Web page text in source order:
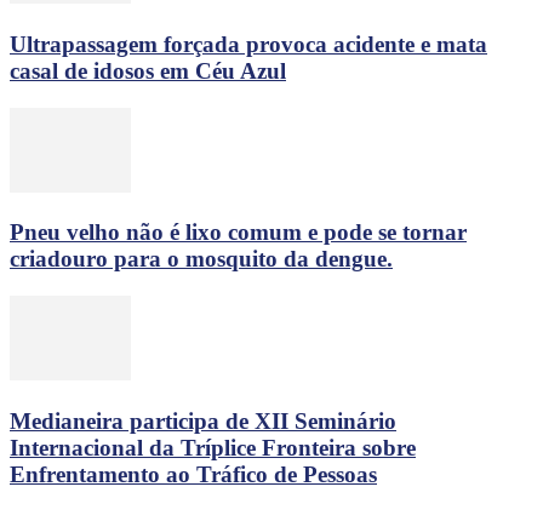
Ultrapassagem forçada provoca acidente e mata
casal de idosos em Céu Azul
Pneu velho não é lixo comum e pode se tornar
criadouro para o mosquito da dengue.
Medianeira participa de XII Seminário
Internacional da Tríplice Fronteira sobre
Enfrentamento ao Tráfico de Pessoas